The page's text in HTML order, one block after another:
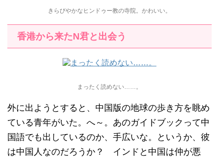
きらびやかなヒンドゥー教の寺院。かわいい。
香港から来たN君と出会う
まったく読めない……。
外に出ようとすると、中国版の地球の歩き方を眺め
ている青年がいた。へ～。あのガイドブックって中
国語でも出しているのか、手広いな。というか、彼
は中国人なのだろうか？ インドと中国は仲が悪